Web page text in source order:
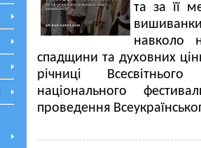
та за її
навколо
спадщини та духовних
річниці
національного
проведення